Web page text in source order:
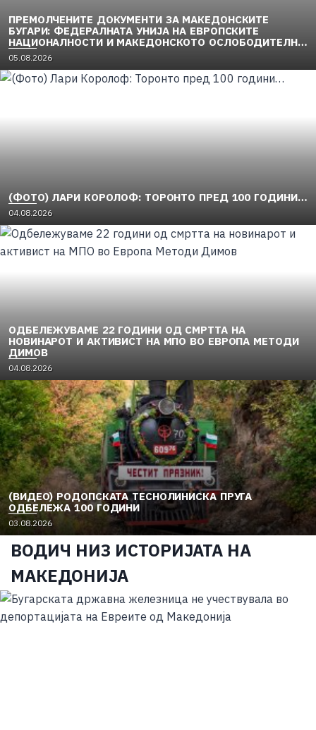
ПРЕМОЛЧЕНИТЕ ДОКУМЕНТИ ЗА МАКЕДОНСКИТЕ
БУГАРИ: ФЕДЕРАЛНАТА УНИЈА НА ЕВРОПСКИТЕ
НАЦИОНАЛНОСТИ И МАКЕДОНСКОТО ОСЛОБОДИТЕЛНО
ДВИЖЕЊЕ (1949–1956) (2)
P
o
s
05.08.2026
(ФОТО) ЛАРИ КОРОЛОФ: ТОРОНТО ПРЕД 100 ГОДИНИ…
P
o
s
t
04.08.2026
ОДБЕЛЕЖУВАМЕ 22 ГОДИНИ ОД СМРТТА НА
НОВИНАРОТ И АКТИВИСТ НА МПО ВО ЕВРОПА МЕТОДИ
ДИМОВ
P
o
s
t
e
d
o
n
04.08.2026
(ВИДЕО) РОДОПСКАТА ТЕСНОЛИНИСКА ПРУГА
ОДБЕЛЕЖА 100 ГОДИНИ
P
o
d
o
n
03.08.2026
ВОДИЧ НИЗ ИСТОРИЈАТА НА
МАКЕДОНИЈА